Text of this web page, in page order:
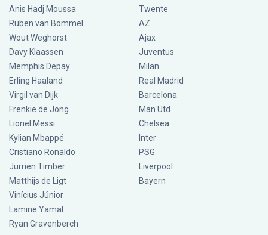
Anis Hadj Moussa
Ruben van Bommel
Wout Weghorst
Davy Klaassen
Memphis Depay
Erling Haaland
Virgil van Dijk
Frenkie de Jong
Lionel Messi
Kylian Mbappé
Cristiano Ronaldo
Jurriën Timber
Matthijs de Ligt
Vinícius Júnior
Lamine Yamal
Ryan Gravenberch
Twente
AZ
Ajax
Juventus
Milan
Real Madrid
Barcelona
Man Utd
Chelsea
Inter
PSG
Liverpool
Bayern